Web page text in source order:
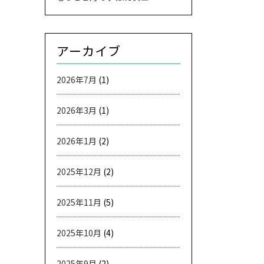
アーカイブ
2026年7月 (1)
2026年3月 (1)
2026年1月 (2)
2025年12月 (2)
2025年11月 (5)
2025年10月 (4)